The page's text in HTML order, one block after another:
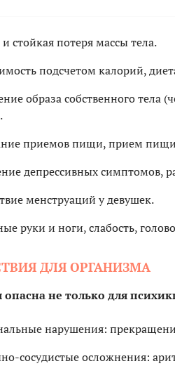
и стойкая потеря массы тела.
подсчетом калорий,
образа собственного тела
приемов пищи, прием пищи
депрессивных симптомов,
менструаций у девушек.
руки и ноги, слабость,
ДЛЯ ОРГАНИЗМА
не только для
нарушения:
сосудистые осложнения: